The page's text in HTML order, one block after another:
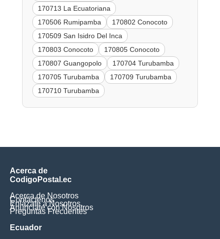
170713 La Ecuatoriana
170506 Rumipamba
170802 Conocoto
170509 San Isidro Del Inca
170803 Conocoto
170805 Conocoto
170807 Guangopolo
170704 Turubamba
170705 Turubamba
170709 Turubamba
170710 Turubamba
Acerca de
CodigoPostal.ec
Acerca de Nosotros
Contáctenos
Enlázate a Nosotros
Anúnciate con Nosotros
Preguntas Frecuentes
Ecuador